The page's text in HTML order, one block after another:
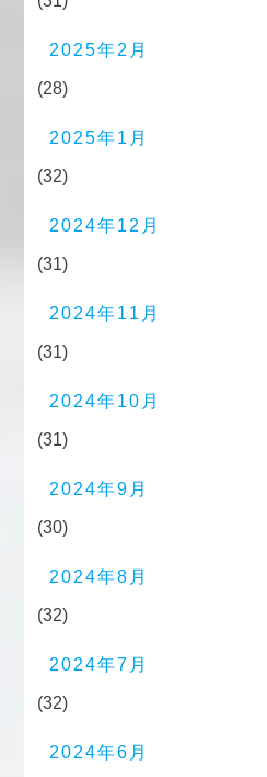
2025年2月
(28)
2025年1月
(32)
2024年12月
(31)
2024年11月
(31)
2024年10月
(31)
2024年9月
(30)
2024年8月
(32)
2024年7月
(32)
2024年6月